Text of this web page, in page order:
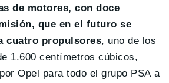
de motores, con doce
que en el futuro se
cuatro propulsores, uno de los
1.600 centímetros cúbicos,
Opel para todo el grupo PSA a